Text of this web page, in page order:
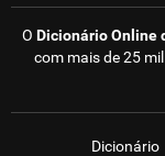
O Dicionário Online
com mais de 25
Dicionário